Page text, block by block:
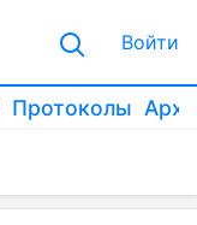
Войти
Протоколы